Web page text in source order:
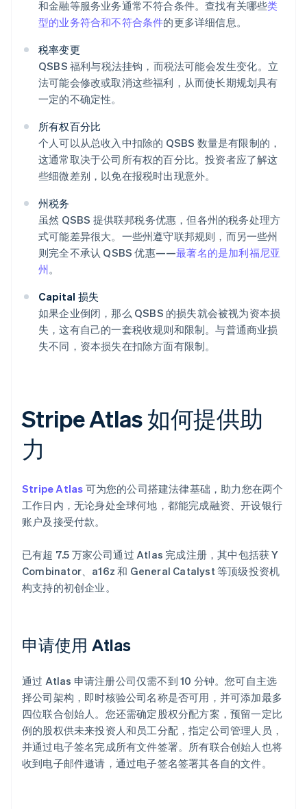
和金融等服务业务通常不符合条件。查找有关哪些类
型的业务符合和不符合条件的更多详细信息。
税率变更
QSBS 福利与税法挂钩，而税法可能会发生变化。立
法可能会修改或取消这些福利，从而使长期规划具有
一定的不确定性。
所有权百分比
个人可以从总收入中扣除的 QSBS 数量是有限制的，
这通常取决于公司所有权的百分比。投资者应了解这
些细微差别，以免在报税时出现意外。
州税务
虽然 QSBS 提供联邦税务优惠，但各州的税务处理方
式可能差异很大。一些州遵守联邦规则，而另一些州
则完全不承认 QSBS 优惠——最著名的是加利福尼亚
州。
Capital 损失
如果企业倒闭，那么 QSBS 的损失就会被视为资本损
失，这有自己的一套税收规则和限制。与普通商业损
失不同，资本损失在扣除方面有限制。
Stripe Atlas 如何提供助
力
Stripe Atlas 可为您的公司搭建法律基础，助力您在两个
工作日内，无论身处全球何地，都能完成融资、开设银行
账户及接受付款。
已有超 7.5 万家公司通过 Atlas 完成注册，其中包括获 Y
Combinator、a16z 和 General Catalyst 等顶级投资机
构支持的初创企业。
申请使用 Atlas
通过 Atlas 申请注册公司仅需不到 10 分钟。您可自主选
择公司架构，即时核验公司名称是否可用，并可添加最多
四位联合创始人。您还需确定股权分配方案，预留一定比
例的股权供未来投资人和员工分配，指定公司管理人员，
并通过电子签名完成所有文件签署。所有联合创始人也将
收到电子邮件邀请，通过电子签名签署其各自的文件。